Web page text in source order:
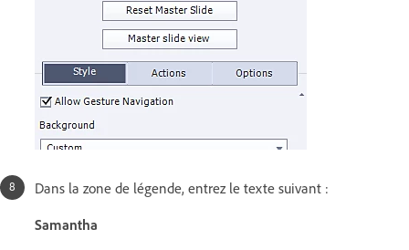
Dans la zone de légende, entrez le texte suivant :
Samantha